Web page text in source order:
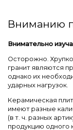
Вниманию
Внимательно
Осторожно.
гранит являются
однако их
ударных нагрузок.
Керамическая
имеют разные
(в т. ч. разных
продукцию одного